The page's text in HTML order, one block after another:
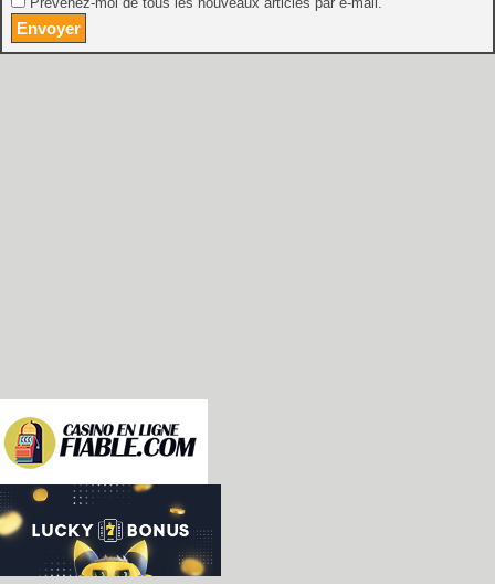
Prévenez-moi de tous les nouveaux articles par e-mail.